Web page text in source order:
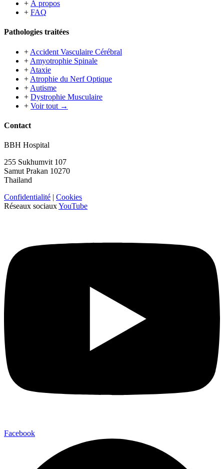
+ À propos
+ FAQ
Pathologies traitées
+ Accident Vasculaire Cérébral
+ Amyotrophie Spinale
+ Ataxie
+ Atrophie du Nerf Optique
+ Autisme
+ Dystrophie Musculaire
+ Voir tout →
Contact
BBH Hospital
255 Sukhumvit 107
Samut Prakan 10270
Thailand
Confidentialité | Cookies
Réseaux sociauxYouTube
Facebook